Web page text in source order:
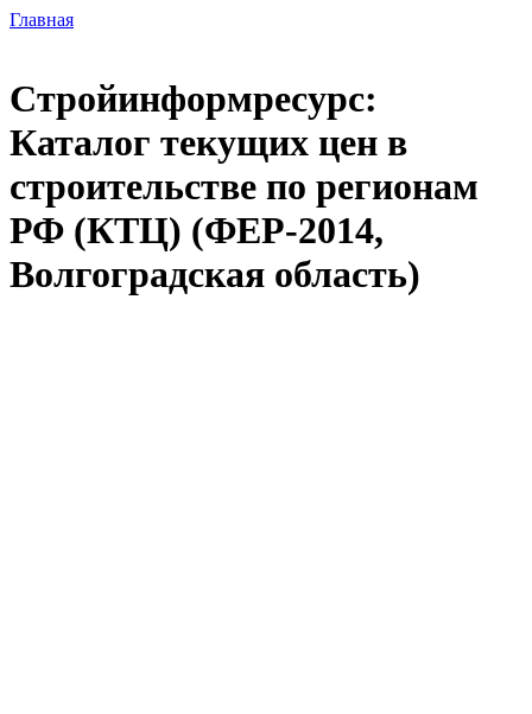
Главная
Стройинформресурс:
Каталог текущих цен в
строительстве по регионам
РФ (КТЦ) (ФЕР-2014,
Волгоградская область)